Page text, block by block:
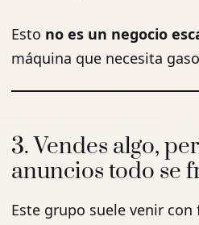
Esto no es un negocio
máquina que necesita
3. Vendes algo,
anuncios todo se
Este grupo suele venir